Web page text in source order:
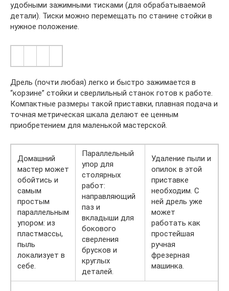
удобными зажимными тисками (для обрабатываемой
детали). Тиски можно перемещать по станине стойки в
нужное положение.
Дрель (почти любая) легко и быстро зажимается в
“корзине” стойки и сверлильный станок готов к работе.
Компактные размеры такой приставки, плавная подача и
точная метрическая шкала делают ее ценным
приобретением для маленькой мастерской.
Домашний
мастер может
обойтись и
самым
простым
параллельным
упором: из
пластмассы,
пыль
локализует в
себе.
Параллельный
упор для
столярных
работ:
направляющий
паз и
вкладыши для
бокового
сверления
брусков и
круглых
деталей.
Удаление пыли и
опилок в этой
приставке
необходим. С
ней дрель уже
может
работать как
простейшая
ручная
фрезерная
машинка.